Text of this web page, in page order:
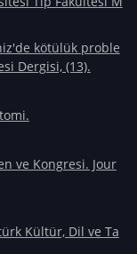
kötülük proble
Dergisi, (13).
ve Kongresi. Jour
Kültür, Dil ve Ta